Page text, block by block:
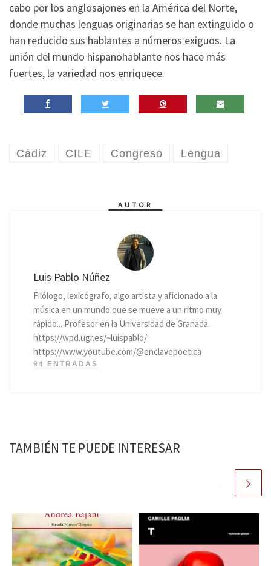
cabo por los anglosajones en la América del Norte,
donde muchas lenguas originarias se han extinguido o
han reducido sus hablantes a números exiguos. La
unión del mundo hispanohablante nos hace más
fuertes, la variedad nos enriquece.
Cádiz CILE Congreso Lengua
AUTOR
Luis Pablo Núñez
Filólogo, lexicógrafo, algo artista y aficionado a la
música en un mundo que se mueve a un ritmo muy
rápido... Profesor en la Universidad de Granada.
https://wpd.ugr.es/~luispablo/
https://www.youtube.com/@enclavepoetica
94 ENTRADAS
TAMBIÉN TE PUEDE INTERESAR